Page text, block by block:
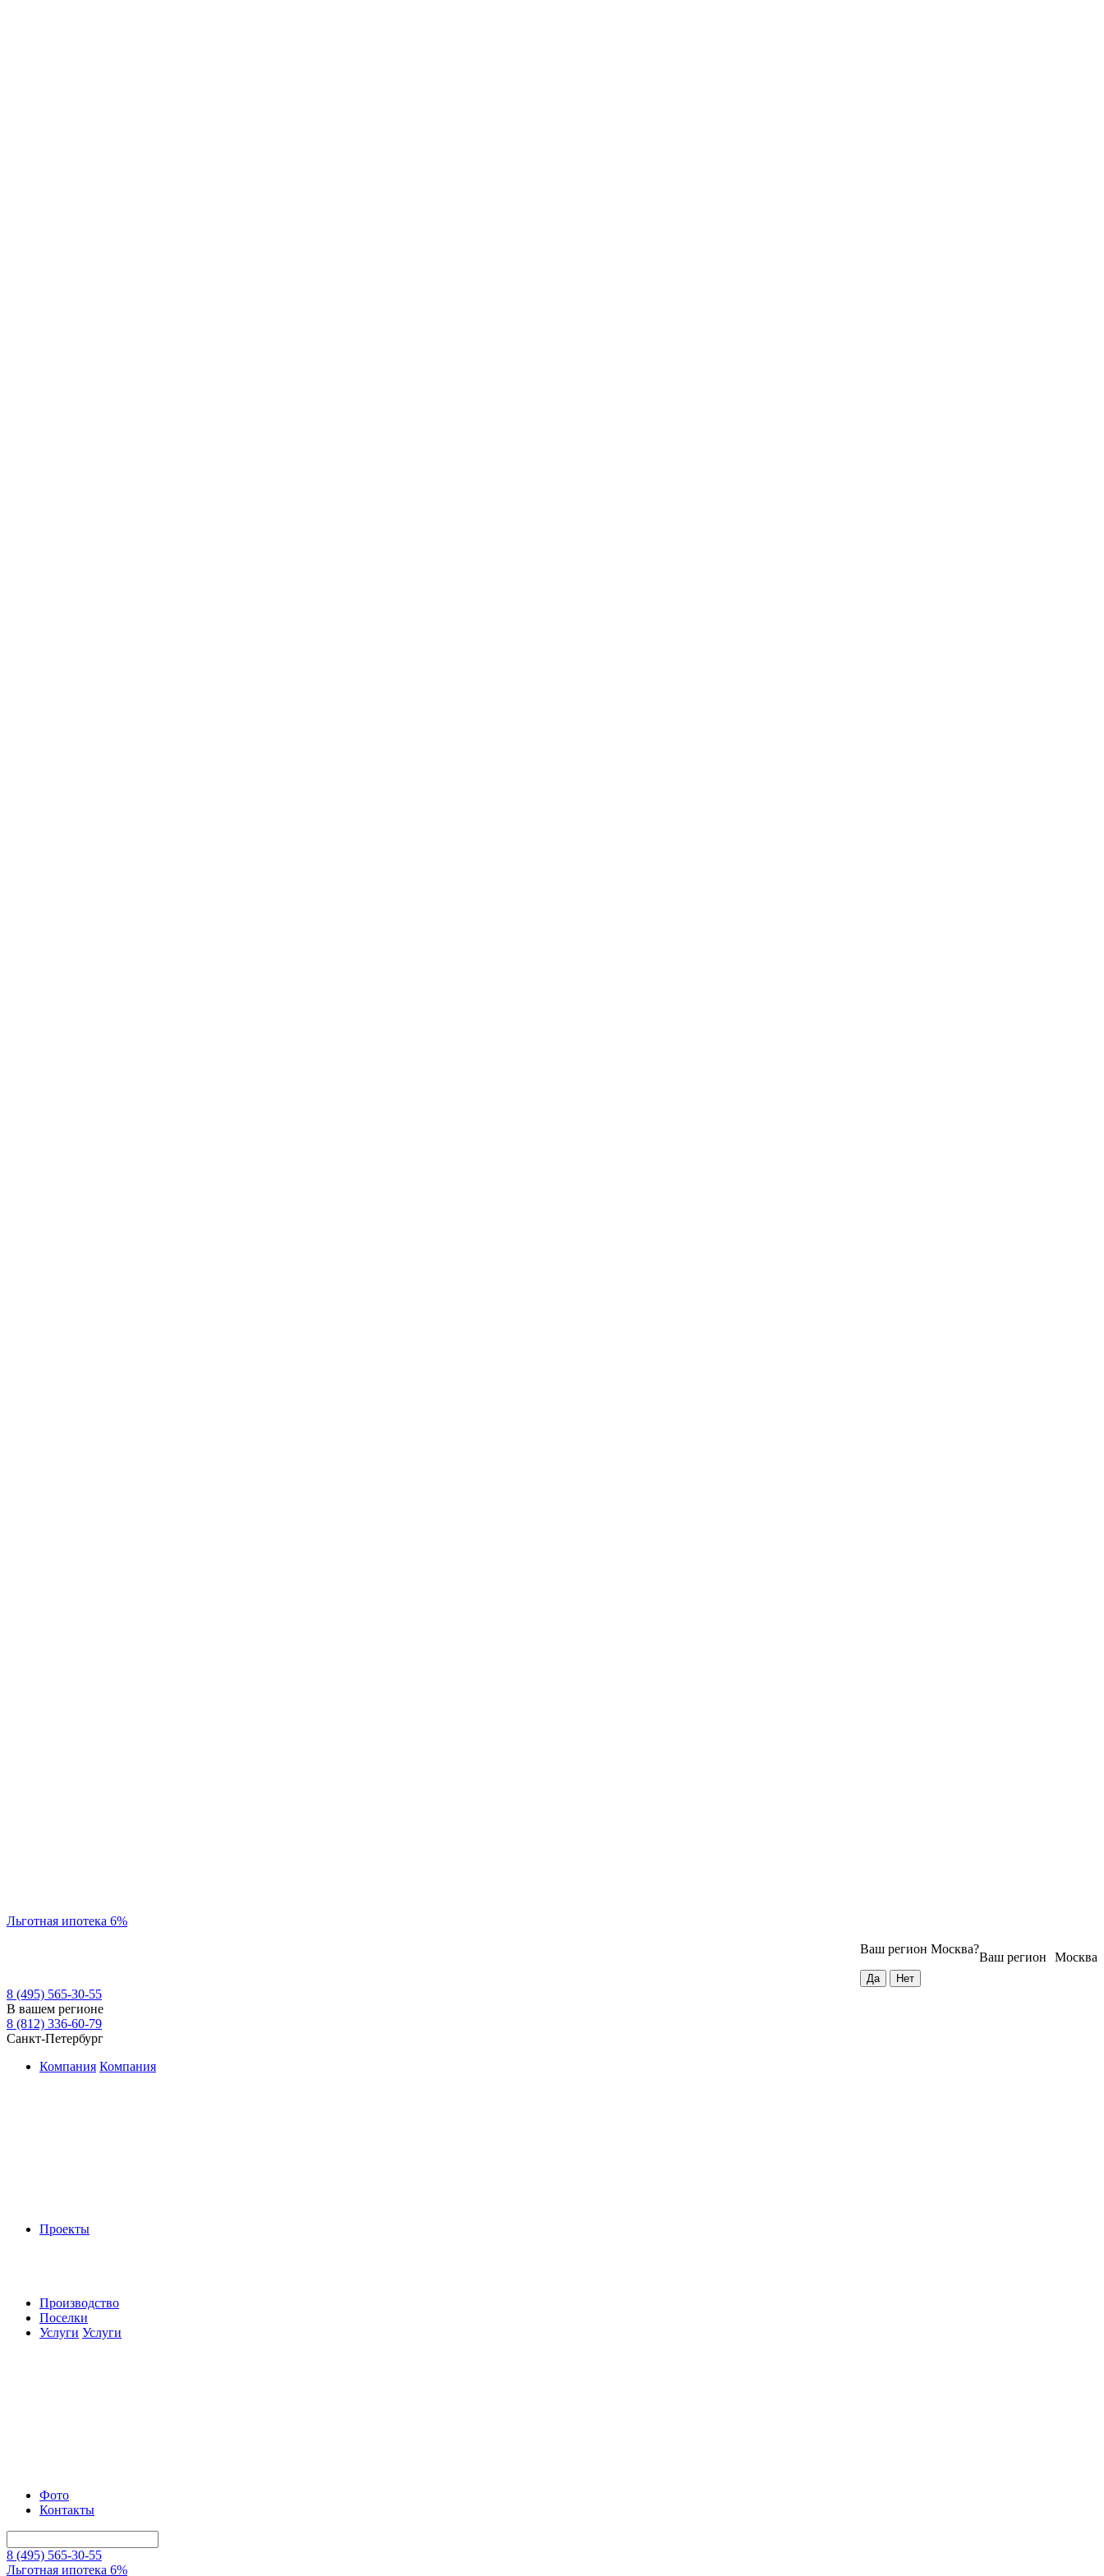
Льготная ипотека 6%
Москва
Ваш регион
Ваш регион Москва?
8 (495) 565-30-55
В вашем регионе
8 (812) 336-60-79
Санкт-Петербург
Компания Компания
Проекты
Производство
Поселки
Услуги Услуги
Фото
Контакты
8 (495) 565-30-55
Льготная ипотека 6%